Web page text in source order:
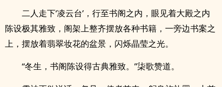
二人走下‘凌云台’，行至书阁之内，眼见着大殿之内
陈设极其雅致，阁架上整齐摆放各种书籍，一旁边书案之
上，摆放着翡翠妆花的盆景，闪烁晶莹之光。
“冬生，书阁陈设得古典雅致。”柒歌赞道。